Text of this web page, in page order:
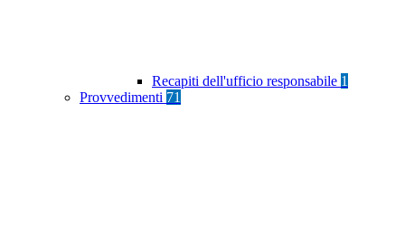
Recapiti dell'ufficio responsabile 1
Provvedimenti 71